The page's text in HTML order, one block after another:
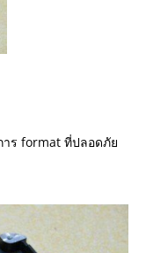
าร format ที่ปลอดภัย